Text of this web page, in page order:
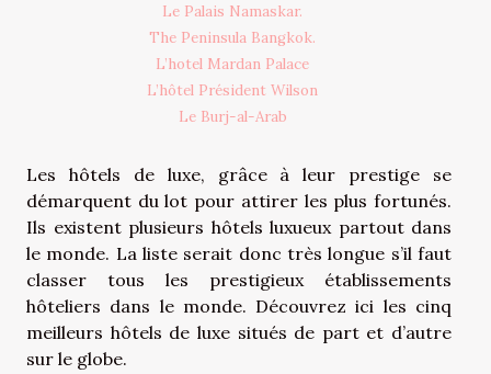
Le Palais Namaskar.
The Peninsula Bangkok.
L’hotel Mardan Palace
L’hôtel Président Wilson
Le Burj-al-Arab
Les hôtels de luxe, grâce à leur prestige se
démarquent du lot pour attirer les plus fortunés.
Ils existent plusieurs hôtels luxueux partout dans
le monde. La liste serait donc très longue s’il faut
classer tous les prestigieux établissements
hôteliers dans le monde. Découvrez ici les cinq
meilleurs hôtels de luxe situés de part et d’autre
sur le globe.